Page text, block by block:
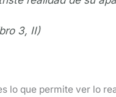
3, II)
lo que permite ver lo